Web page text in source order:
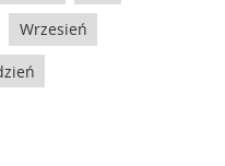
Wrzesień